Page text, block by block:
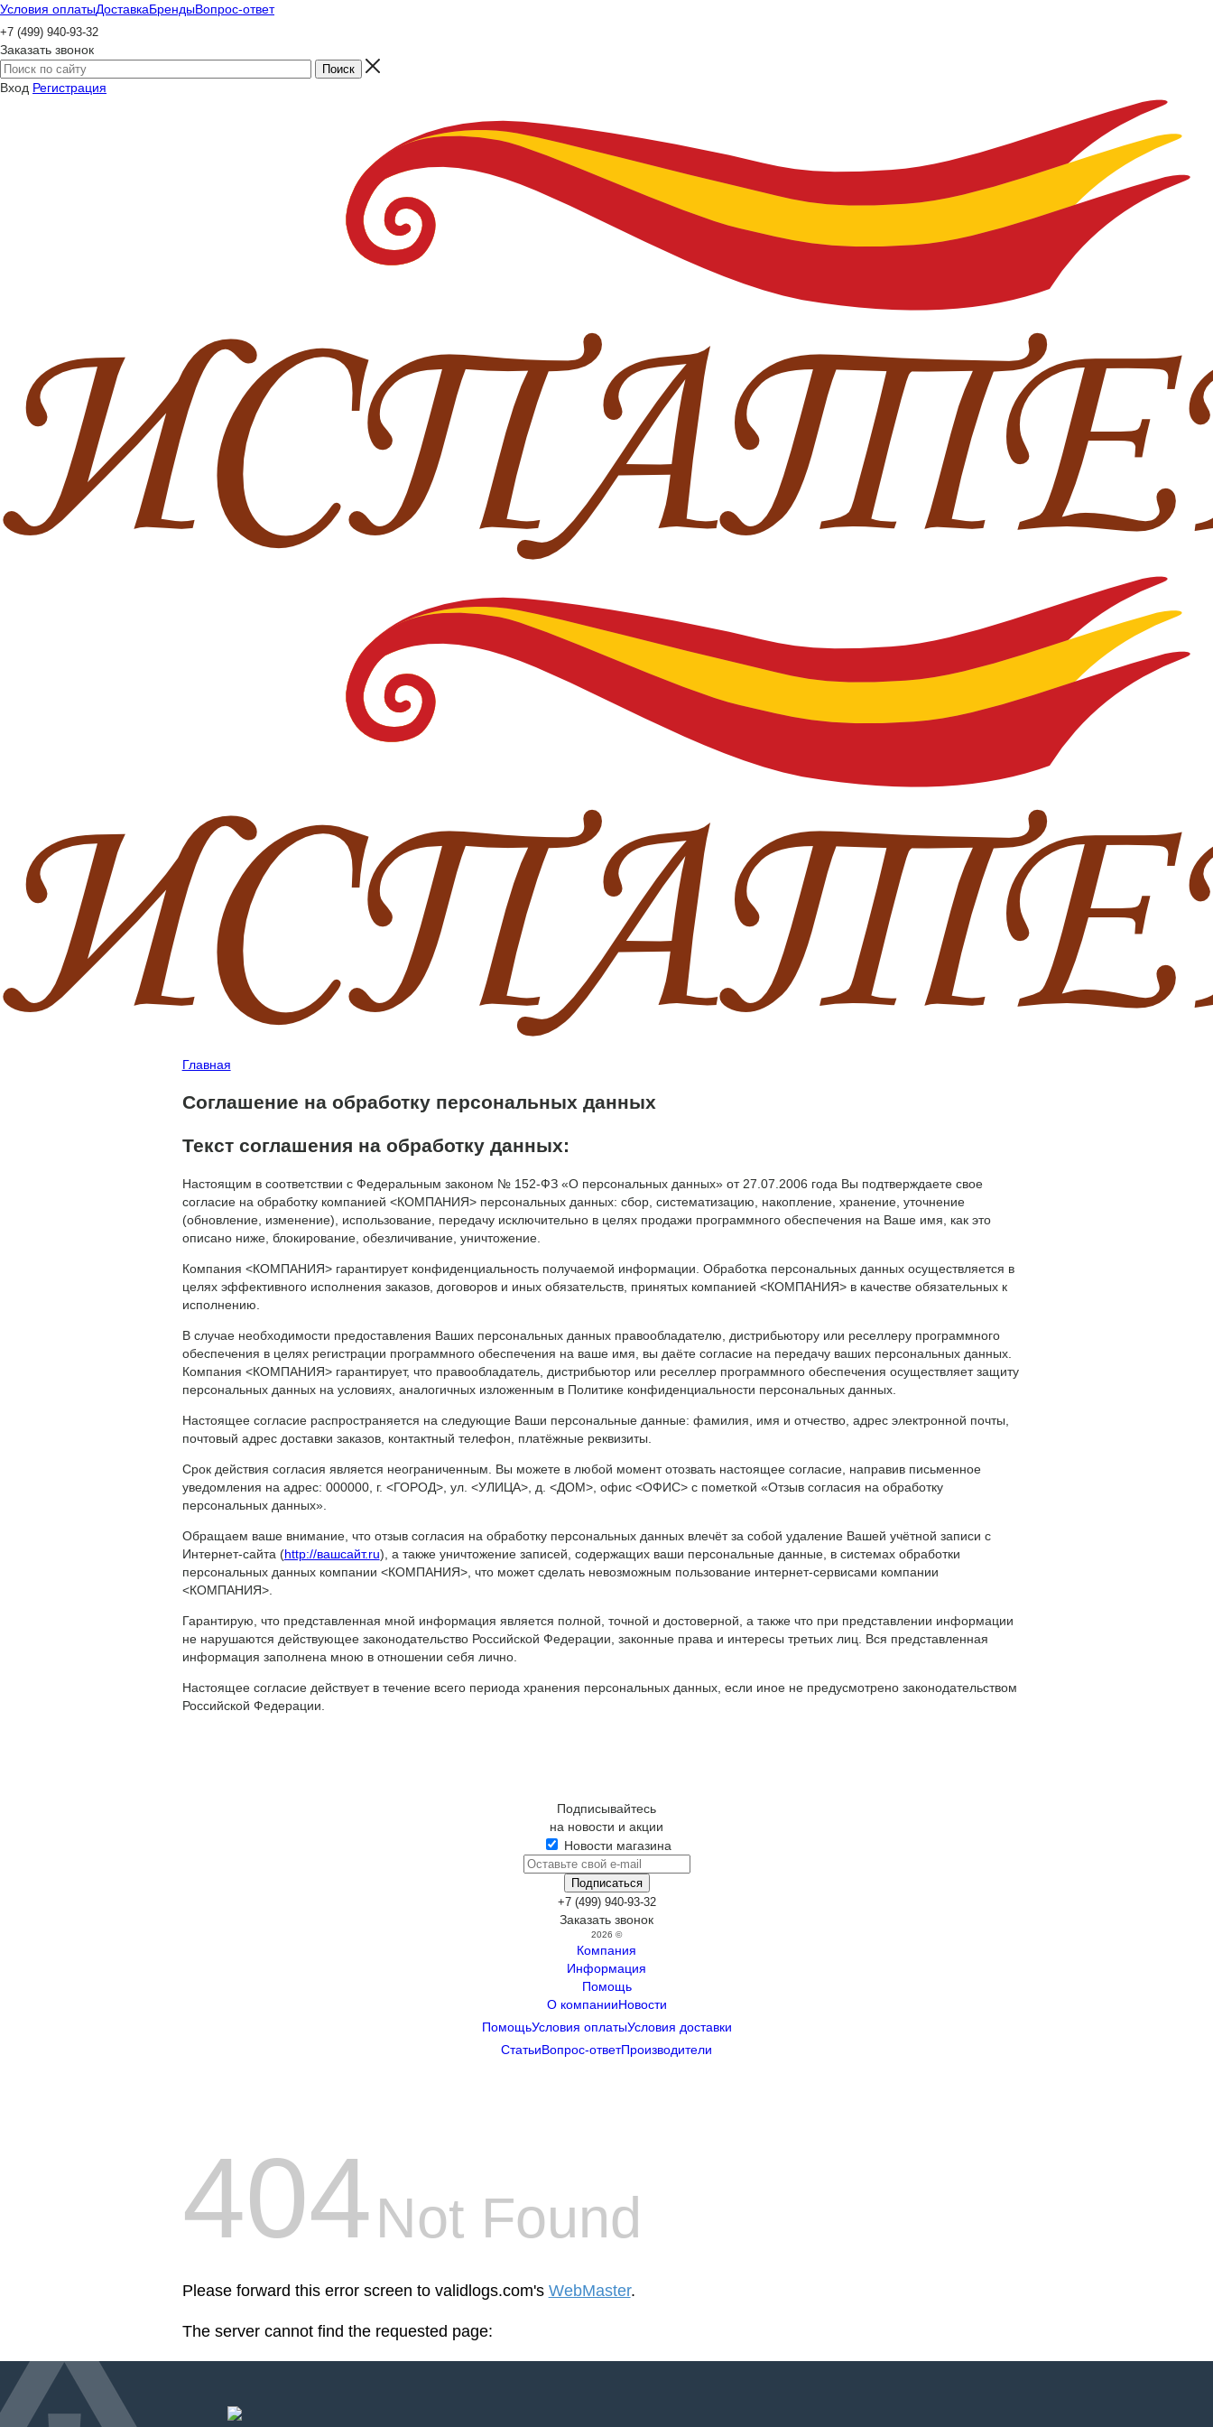
Условия оплатыДоставкаБрендыВопрос-ответ
+7 (499) 940-93-32
Заказать звонок
Вход Регистрация
Главная
Соглашение на обработку персональных данных
Текст соглашения на обработку данных:
Настоящим в соответствии с Федеральным законом № 152-ФЗ «О персональных данных» от 27.07.2006 года Вы подтверждаете свое
согласие на обработку компанией <КОМПАНИЯ> персональных данных: сбор, систематизацию, накопление, хранение, уточнение
(обновление, изменение), использование, передачу исключительно в целях продажи программного обеспечения на Ваше имя, как это
описано ниже, блокирование, обезличивание, уничтожение.
Компания <КОМПАНИЯ> гарантирует конфиденциальность получаемой информации. Обработка персональных данных осуществляется в
целях эффективного исполнения заказов, договоров и иных обязательств, принятых компанией <КОМПАНИЯ> в качестве обязательных к
исполнению.
В случае необходимости предоставления Ваших персональных данных правообладателю, дистрибьютору или реселлеру программного
обеспечения в целях регистрации программного обеспечения на ваше имя, вы даёте согласие на передачу ваших персональных данных.
Компания <КОМПАНИЯ> гарантирует, что правообладатель, дистрибьютор или реселлер программного обеспечения осуществляет защиту
персональных данных на условиях, аналогичных изложенным в Политике конфиденциальности персональных данных.
Настоящее согласие распространяется на следующие Ваши персональные данные: фамилия, имя и отчество, адрес электронной почты,
почтовый адрес доставки заказов, контактный телефон, платёжные реквизиты.
Срок действия согласия является неограниченным. Вы можете в любой момент отозвать настоящее согласие, направив письменное
уведомления на адрес: 000000, г. <ГОРОД>, ул. <УЛИЦА>, д. <ДОМ>, офис <ОФИС> с пометкой «Отзыв согласия на обработку
персональных данных».
Обращаем ваше внимание, что отзыв согласия на обработку персональных данных влечёт за собой удаление Вашей учётной записи с
Интернет-сайта (http://вашсайт.ru), а также уничтожение записей, содержащих ваши персональные данные, в системах обработки
персональных данных компании <КОМПАНИЯ>, что может сделать невозможным пользование интернет-сервисами компании
<КОМПАНИЯ>.
Гарантирую, что представленная мной информация является полной, точной и достоверной, а также что при представлении информации
не нарушаются действующее законодательство Российской Федерации, законные права и интересы третьих лиц. Вся представленная
информация заполнена мною в отношении себя лично.
Настоящее согласие действует в течение всего периода хранения персональных данных, если иное не предусмотрено законодательством
Российской Федерации.
Подписывайтесь
на новости и акции
Новости магазина
+7 (499) 940-93-32
Заказать звонок
2026 ©
Компания
Информация
Помощь
О компанииНовости
ПомощьУсловия оплатыУсловия доставки
СтатьиВопрос-ответПроизводители
404Not Found
Please forward this error screen to validlogs.com's WebMaster.
The server cannot find the requested page: